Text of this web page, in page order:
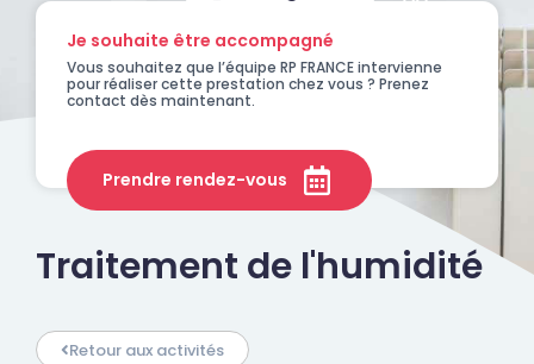
Traitement de l'humidité
Retour aux activités
Je souhaite être accompagné
Vous souhaitez que l’équipe RP FRANCE intervienne
pour réaliser cette prestation chez vous ? Prenez
contact dès maintenant.
Prendre rendez-vous